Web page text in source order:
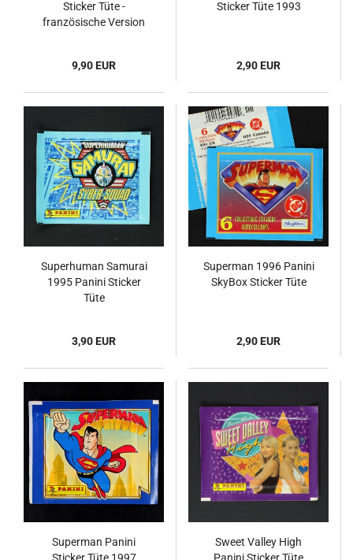
Sticker Tüte -
französische Version
9,90 EUR
Sticker Tüte 1993
2,90 EUR
Superhuman Samurai
1995 Panini Sticker
Tüte
3,90 EUR
Superman 1996 Panini
SkyBox Sticker Tüte
2,90 EUR
Superman Panini
Sticker Tüte 1997
Sweet Valley High
Panini Sticker Tüte